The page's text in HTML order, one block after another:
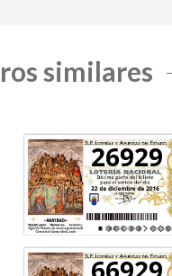
similares
26929